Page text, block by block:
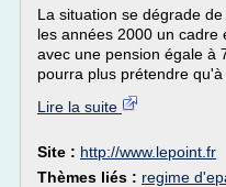
La situation se dégrade
les années 2000 un
avec une pension égale à
pourra plus prétendre qu'à
Lire la suite
Site : http://www.lepoint.fr
Thèmes liés : regime